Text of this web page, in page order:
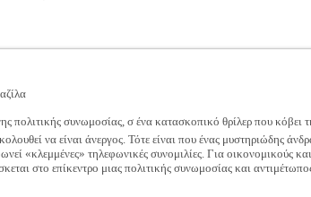
πολιτικής συνωμοσίας, σ ένα κατασκοπικό θρίλερ που
να είναι άνεργος. Τότε είναι που ένας μυστηριώδης
«κλεμμένες» τηλεφωνικές συνομιλίες. Για οικονομικούς
στο επίκεντρο μιας πολιτικής συνωμοσίας και